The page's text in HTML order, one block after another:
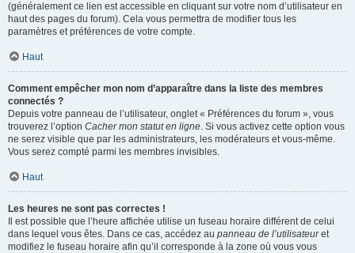
(généralement ce lien est accessible en cliquant sur votre nom d’utilisateur en
haut des pages du forum). Cela vous permettra de modifier tous les
paramètres et préférences de votre compte.
Haut
Comment empêcher mon nom d’apparaître dans la liste des membres
connectés ?
Depuis votre panneau de l’utilisateur, onglet « Préférences du forum », vous
trouverez l’option Cacher mon statut en ligne. Si vous activez cette option vous
ne serez visible que par les administrateurs, les modérateurs et vous-même.
Vous serez compté parmi les membres invisibles.
Haut
Les heures ne sont pas correctes !
Il est possible que l’heure affichée utilise un fuseau horaire différent de celui
dans lequel vous êtes. Dans ce cas, accédez au panneau de l’utilisateuret
modifiez le fuseau horaire afin qu’il corresponde à la zone où vous vous